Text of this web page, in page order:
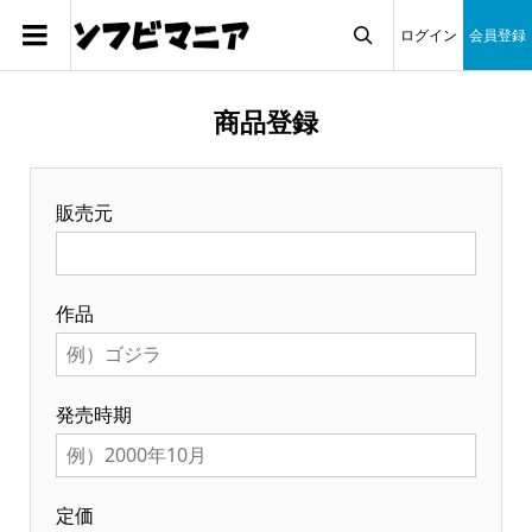
ログイン 会員登録
商品登録
販売元
作品
発売時期
定価